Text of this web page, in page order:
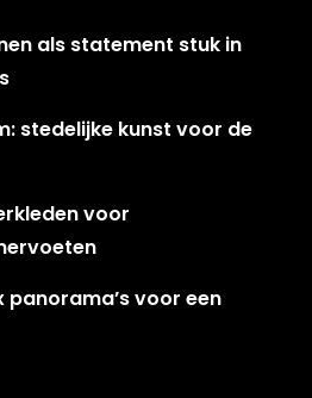
als statement stuk in
stedelijke kunst voor de
voor
voor een